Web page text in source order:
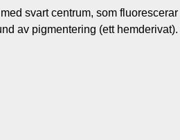
svart centrum, som
av pigmentering (ett